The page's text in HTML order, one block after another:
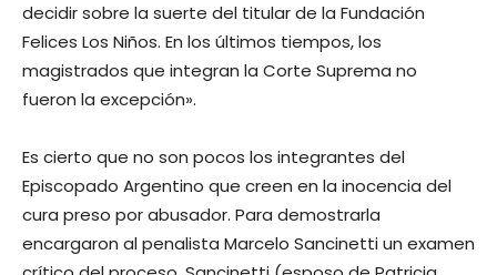
decidir sobre la suerte del titular de la Fundación
Felices Los Niños. En los últimos tiempos, los
magistrados que integran la Corte Suprema no
fueron la excepción».
Es cierto que no son pocos los integrantes del
Episcopado Argentino que creen en la inocencia del
cura preso por abusador. Para demostrarla
encargaron al penalista Marcelo Sancinetti un examen